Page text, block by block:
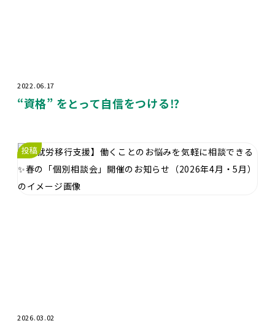
2022.06.17
“資格” をとって自信をつける⁉️
投稿
2026.03.02